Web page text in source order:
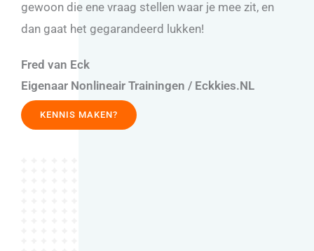
gewoon die ene vraag stellen waar je mee zit, en
dan gaat het gegarandeerd lukken!
Fred van Eck
Eigenaar Nonlineair Trainingen / Eckkies.NL
KENNIS MAKEN?